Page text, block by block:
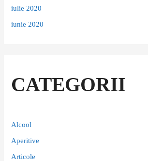
iulie 2020
iunie 2020
CATEGORII
Alcool
Aperitive
Articole